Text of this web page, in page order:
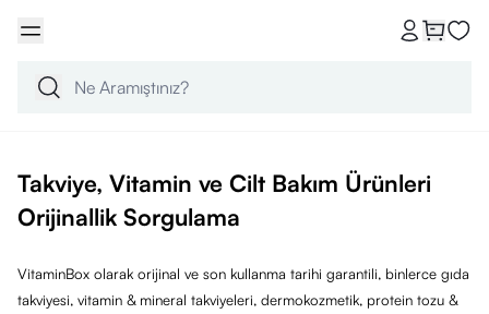
Takviye, Vitamin ve Cilt Bakım Ürünleri
Orijinallik Sorgulama
VitaminBox olarak orijinal ve son kullanma tarihi garantili, binlerce gıda
takviyesi, vitamin & mineral takviyeleri, dermokozmetik, protein tozu &